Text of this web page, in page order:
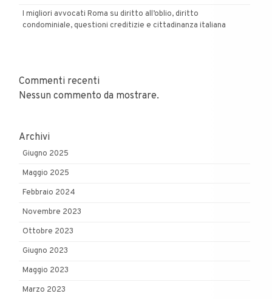
I migliori avvocati Roma su diritto all’oblio, diritto
condominiale, questioni creditizie e cittadinanza italiana
Commenti recenti
Nessun commento da mostrare.
Archivi
Giugno 2025
Maggio 2025
Febbraio 2024
Novembre 2023
Ottobre 2023
Giugno 2023
Maggio 2023
Marzo 2023